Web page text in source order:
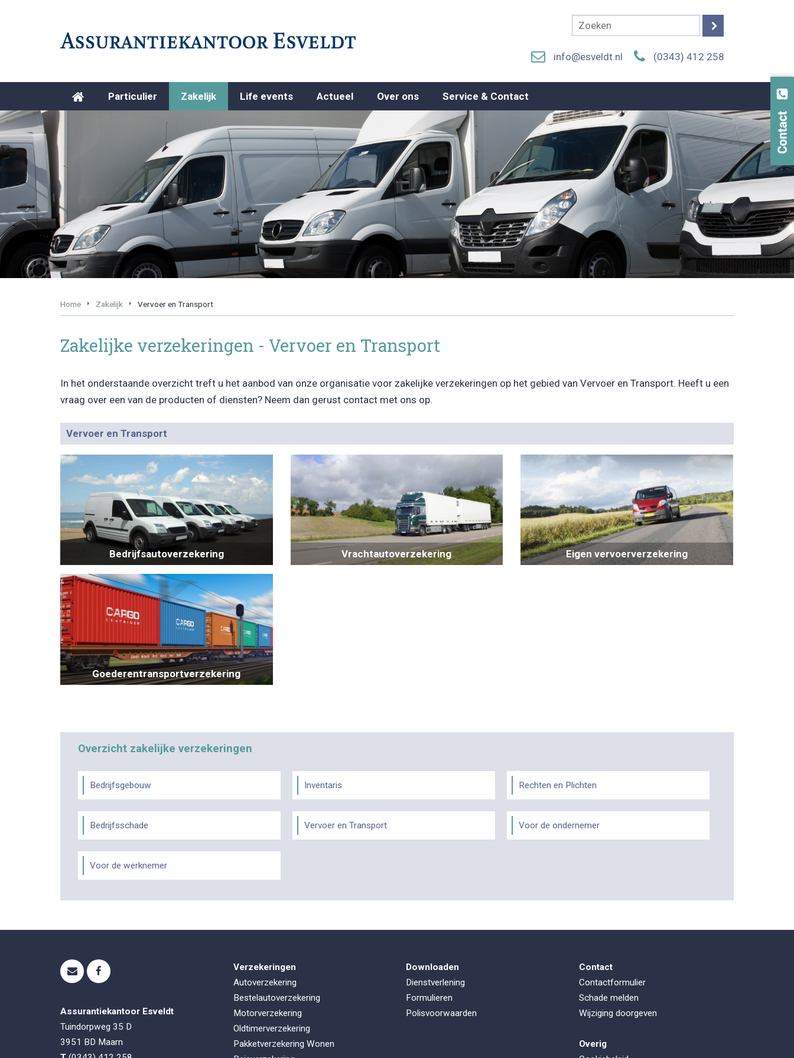
info@esveldt.nl (0343) 412 258
Particulier Zakelijk Life events Actueel Over ons Service & Contact
Home Zakelijk Vervoer en Transport
Zakelijke verzekeringen - Vervoer en Transport
In het onderstaande overzicht treft u het aanbod van onze organisatie voor zakelijke verzekeringen op het gebied van Vervoer en Transport. Heeft u een
vraag over een van de producten of diensten? Neem dan gerust contact met ons op.
Vervoer en Transport
Bedrijfsautoverzekering Vrachtautoverzekering Eigen vervoerverzekering
Goederentransportverzekering
Overzicht zakelijke verzekeringen
Bedrijfsgebouw Inventaris Rechten en Plichten
Bedrijfsschade Vervoer en Transport Voor de ondernemer
Voor de werknemer
Assurantiekantoor Esveldt
Tuindorpweg 35 D
3951 BD Maarn
Verzekeringen
Autoverzekering
Bestelautoverzekering
Motorverzekering
Oldtimerverzekering
Pakketverzekering Wonen
Downloaden
Dienstverlening
Formulieren
Polisvoorwaarden
Contact
Contactformulier
Schade melden
Wijziging doorgeven
Overig